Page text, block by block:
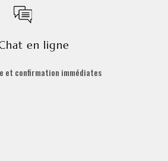
en ligne
et confirmation immédiates